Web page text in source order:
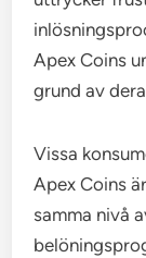
Apex Coins
grund av
Vissa
Apex Coins
samma nivå